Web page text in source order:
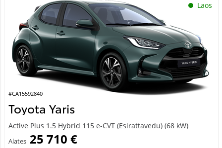
Laos
#CA15592840
Toyota Yaris
Active Plus 1.5 Hybrid 115 e-CVT (Esirattavedu) (68 kW)
Alates 25 710 €